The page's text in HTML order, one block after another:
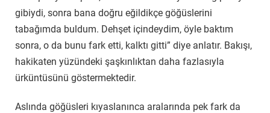
gibiydi, sonra bana doğru eğildikçe göğüslerini
tabağımda buldum. Dehşet içindeydim, öyle baktım
sonra, o da bunu fark etti, kalktı gitti” diye anlatır. Bakışı,
hakikaten yüzündeki şaşkınlıktan daha fazlasıyla
ürküntüsünü göstermektedir.
Aslında göğüsleri kıyaslanınca aralarında pek fark da